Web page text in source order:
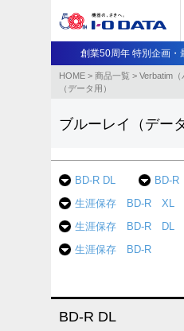
創業50周年 特別企画・
HOME > 商品一覧 > Verbatim（
（データ用）
ブルーレイ（デー
BD-R DL
BD-R
生涯保存 BD-R XL
生涯保存 BD-R DL
生涯保存 BD-R
BD-R DL